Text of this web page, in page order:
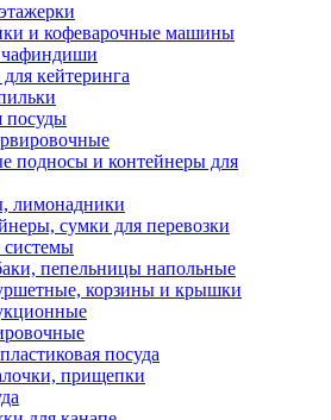
и кофеварочные машины
кейтеринга
посуды
подносы и контейнеры для
лимонадники
сумки для перевозки
пепельницы напольные
корзины и крышки
посуда
прищепки